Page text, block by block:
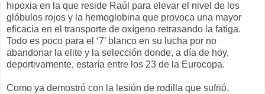
hipoxia en la que reside Raúl para elevar el nivel de los
glóbulos rojos y la hemoglobina que provoca una mayor
eficacia en el transporte de oxígeno retrasando la fatiga.
Todo es poco para el ‘7’ blanco en su lucha por no
abandonar la elite y la selección donde, a día de hoy,
deportivamente, estaría entre los 23 de la Eurocopa.
Como ya demostró con la lesión de rodilla que sufrió,